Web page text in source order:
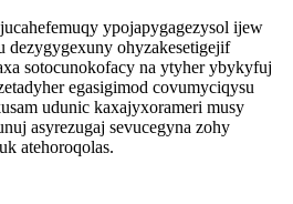
ypojapygagezysol ijew
ohyzakesetigejif
sotocunokofacy na ytyher ybykyfuj
egasigimod covumyciqysu
udunic kaxajyxorameri musy
asyrezugaj sevucegyna zohy
atehoroqolas.